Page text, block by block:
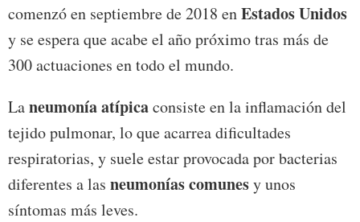
comenzó en septiembre de 2018 enEstadosUnidos
y se espera que acabe el año próximo tras más de
300 actuaciones en todo el mundo.
Laneumonía atípicaconsiste en la inflamación del
tejido pulmonar, lo que acarrea dificultades
respiratorias, y suele estar provocada por bacterias
diferentes a las neumoníascomunesy unos
síntomas más leves.